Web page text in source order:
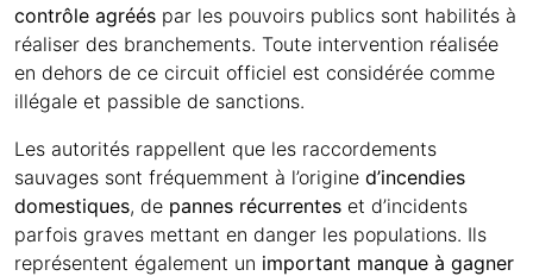
contrôle agréés par les pouvoirs publics sont habilités à
réaliser des branchements. Toute intervention réalisée
en dehors de ce circuit officiel est considérée comme
illégale et passible de sanctions.
Les autorités rappellent que les raccordements
sauvages sont fréquemment à l’origine d’incendies
domestiques, de pannes récurrentes et d’incidents
parfois graves mettant en danger les populations. Ils
représentent également un important manque à gagner